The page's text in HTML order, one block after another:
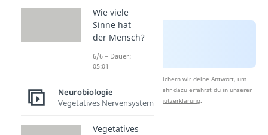
Nach Beantwortung speichern wir deine Antwort, um
Studyflix zu verbessern. Mehr dazu erfährst du in unserer
Datenschutzerklärung
Wie viele
Sinne hat
der Mensch?
6/6 – Dauer:
05:01
Neurobiologie
Vegetatives Nervensystem
Vegetatives